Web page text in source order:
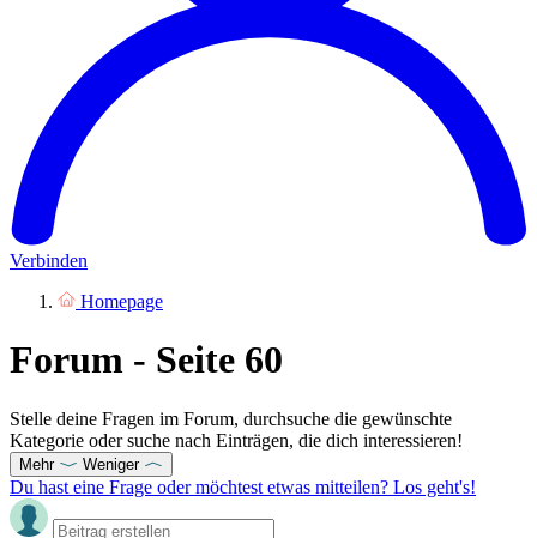
Verbinden
Homepage
Forum - Seite 60
Stelle deine Fragen im Forum, durchsuche die gewünschte
Kategorie oder suche nach Einträgen, die dich interessieren!
Mehr Weniger
Du hast eine Frage oder möchtest etwas mitteilen? Los geht's!